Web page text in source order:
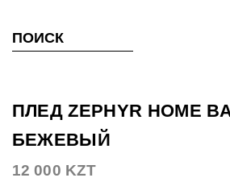
ПОИСК
ПЛЕД ZEPHYR HOME
БЕЖЕВЫЙ
12 000 KZT